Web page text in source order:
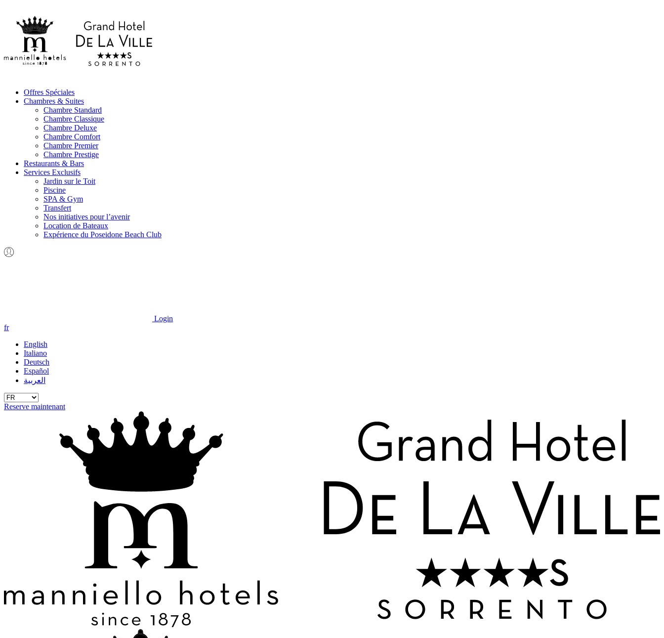
Offres Spéciales
Chambres & Suites
Chambre Standard
Chambre Classique
Chambre Deluxe
Chambre Comfort
Chambre Premier
Chambre Prestige
Restaurants & Bars
Services Exclusifs
Jardin sur le Toit
Piscine
SPA & Gym
Transfert
Nos initiatives pour l’avenir
Location de Bateaux
Expérience du Poseidone Beach Club
Login
fr
English
Italiano
Deutsch
Español
العربية
Reserve maintenant